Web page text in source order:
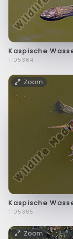
Kaspische
f105364
Zoom
Kaspische
f105365
Zoom